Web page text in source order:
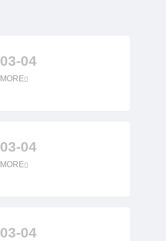
03-04
MORE
03-04
MORE
03-04